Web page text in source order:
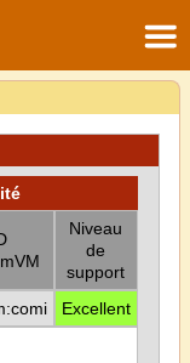
Niveau
de
support
Excellent